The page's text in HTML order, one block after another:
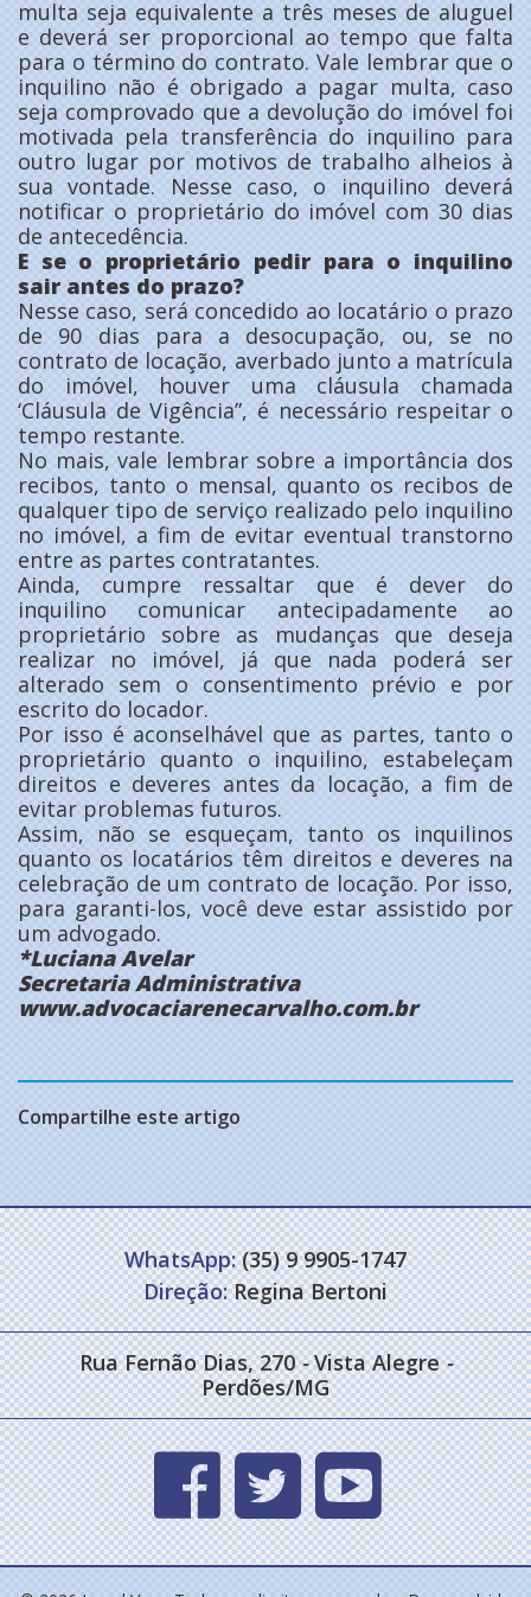
multa seja equivalente a três meses de aluguel
e deverá ser proporcional ao tempo que falta
para o término do contrato. Vale lembrar que o
inquilino não é obrigado a pagar multa, caso
seja comprovado que a devolução do imóvel foi
motivada pela transferência do inquilino para
outro lugar por motivos de trabalho alheios à
sua vontade. Nesse caso, o inquilino deverá
notificar o proprietário do imóvel com 30 dias
de antecedência.
E se o proprietário pedir para o inquilino
sair antes do prazo?
Nesse caso, será concedido ao locatário o prazo
de 90 dias para a desocupação, ou, se no
contrato de locação, averbado junto a matrícula
do imóvel, houver uma cláusula chamada
‘Cláusula de Vigência”, é necessário respeitar o
tempo restante.
No mais, vale lembrar sobre a importância dos
recibos, tanto o mensal, quanto os recibos de
qualquer tipo de serviço realizado pelo inquilino
no imóvel, a fim de evitar eventual transtorno
entre as partes contratantes.
Ainda, cumpre ressaltar que é dever do
inquilino comunicar antecipadamente ao
proprietário sobre as mudanças que deseja
realizar no imóvel, já que nada poderá ser
alterado sem o consentimento prévio e por
escrito do locador.
Por isso é aconselhável que as partes, tanto o
proprietário quanto o inquilino, estabeleçam
direitos e deveres antes da locação, a fim de
evitar problemas futuros.
Assim, não se esqueçam, tanto os inquilinos
quanto os locatários têm direitos e deveres na
celebração de um contrato de locação. Por isso,
para garanti-los, você deve estar assistido por
um advogado.
*Luciana Avelar
Secretaria Administrativa
www.advocaciarenecarvalho.com.br
Compartilhe este artigo
WhatsApp:(35) 9 9905-1747
Direção:Regina Bertoni
Rua Fernão Dias, 270- Vista Alegre-
Perdões/MG